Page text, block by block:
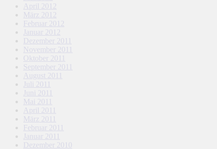
April 2012
März 2012
Februar 2012
Januar 2012
Dezember 2011
November 2011
Oktober 2011
September 2011
August 2011
Juli 2011
Juni 2011
Mai 2011
April 2011
März 2011
Februar 2011
Januar 2011
Dezember 2010